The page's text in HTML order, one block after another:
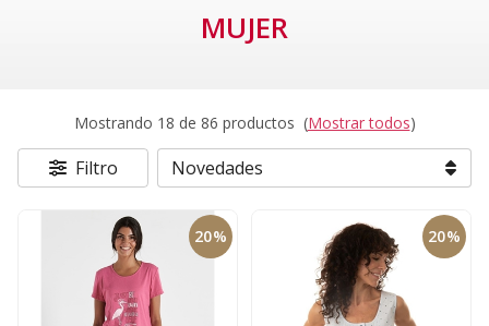
MUJER
Mostrando 18 de 86 productos (Mostrar todos)
Filtro
20% 20%